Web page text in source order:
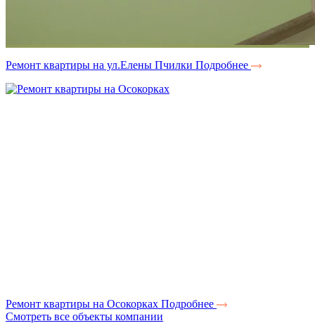
Ремонт квартиры на ул.Елены Пчилки Подробнее
Ремонт квартиры на Осокорках Подробнее
Смотреть все объекты компании